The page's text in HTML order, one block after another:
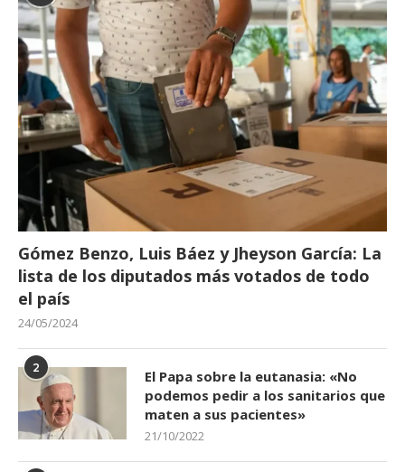
Gómez Benzo, Luis Báez y Jheyson García: La
lista de los diputados más votados de todo
el país
24/05/2024
2
El Papa sobre la eutanasia: «No
podemos pedir a los sanitarios que
maten a sus pacientes»
21/10/2022